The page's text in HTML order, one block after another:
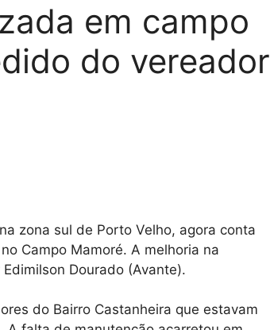
em campo
do vereador
zona sul de Porto Velho, agora conta
Campo Mamoré. A melhoria na
Dourado (Avante).
do Bairro Castanheira que estavam